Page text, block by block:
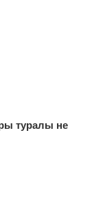
туралы не